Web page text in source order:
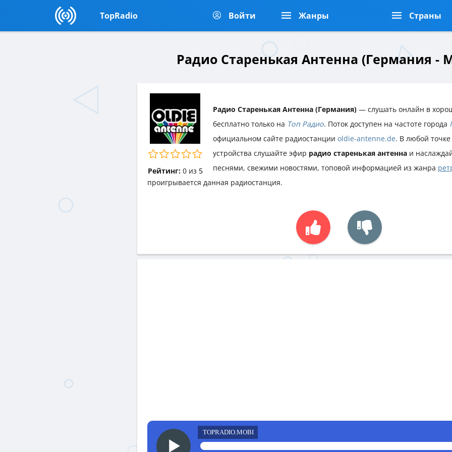
TopRadio Войти Жанры Страны
Радио Старенькая Антенна (Германия -
Рейтинг: 0из 5
Радио Старенькая Антенна (Германия) — слушать онлайн в
бесплатно только на Топ Радио. Поток доступен на частоте города
официальном сайте радиостанции oldie-antenne.de. В любой
устройства слушайте эфир радио старенькая антенна и
песнями, свежими новостями, топовой информацией из жанра
проигрывается данная радиостанция.
TOPRADIO.MOBI